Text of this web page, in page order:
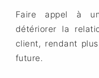
Faire appel à
détériorer la
client, rendant
future.